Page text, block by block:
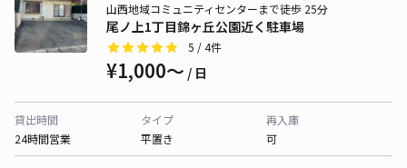
尾ノ上1丁目錦ヶ丘公園近く駐車場
山西地域コミュニティセンターまで徒歩 25分
5 / 4件
¥1,000〜 / 日
貸出時間
24時間営業
タイプ
平置き
再入庫
可